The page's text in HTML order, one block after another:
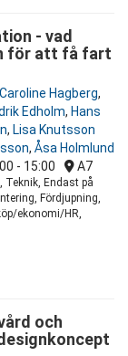
- vad
för att få fart
Caroline Hagberg,
Edholm, Hans
, Lisa Knutsson
, Åsa Holmlund
- 15:00 A7
Teknik, Endast på
Fördjupning,
ekonomi/HR,
och